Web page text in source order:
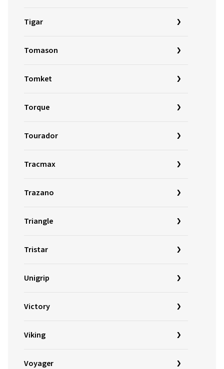
Tigar
Tomason
Tomket
Torque
Tourador
Tracmax
Trazano
Triangle
Tristar
Unigrip
Victory
Viking
Voyager